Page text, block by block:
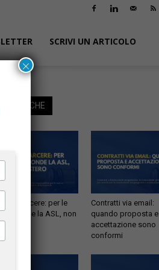
SCRIVI UN ARTICOLO
ANCHE
in carcere: per le
risponde la ASL, non
Contratti via email:
quando proposta e
accettazione sono
conformi
×